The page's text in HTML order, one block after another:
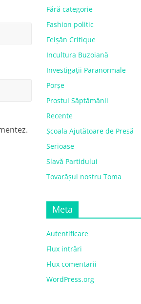
Fără categorie
Fashion politic
Feișăn Critique
Incultura Buzoiană
Investigații Paranormale
Porșe
Prostul Săptămânii
Recente
Școala Ajutătoare de Presă
Serioase
Slavă Partidului
Tovarășul nostru Toma
Meta
Autentificare
Flux intrări
Flux comentarii
WordPress.org